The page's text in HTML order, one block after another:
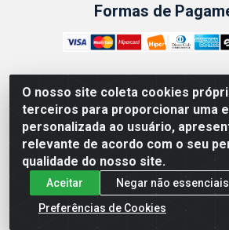
O nosso site coleta cookies
terceiros para proporcionar uma
personalizada ao usuário,
relevante de acordo com o seu
qualidade do nosso site.
Aceitar
Negar não essenciais
Preferências de Cookies
Formas de
ABRASEG COMÉRCIO ATACADISTA
10.894.768/0001-00 - Avenida
Penha Circular - Rio de Janeiro - RJ -